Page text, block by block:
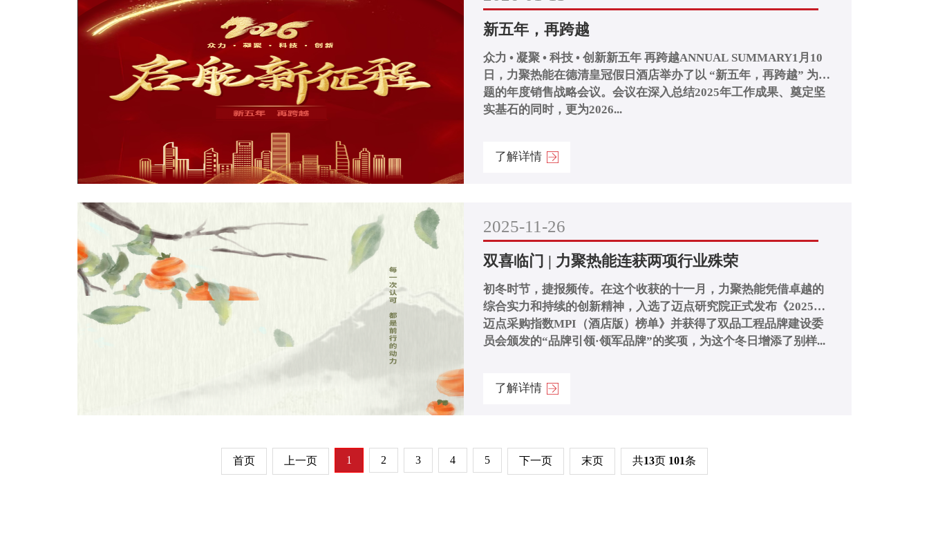
新五年，再跨越
众力 • 凝聚 • 科技 • 创新新五年 再跨越ANNUAL SUMMARY1月10
日，力聚热能在德清皇冠假日酒店举办了以 “新五年，再跨越” 为主
题的年度销售战略会议。会议在深入总结2025年工作成果、奠定坚
实基石的同时，更为2026...
了解详情
2025-11-26
双喜临门 | 力聚热能连获两项行业殊荣
初冬时节，捷报频传。在这个收获的十一月，力聚热能凭借卓越的
综合实力和持续的创新精神，入选了迈点研究院正式发布《2025年
迈点采购指数MPI（酒店版）榜单》并获得了双品工程品牌建设委
员会颁发的“品牌引领·领军品牌”的奖项，为这个冬日增添了别样...
了解详情
首页 上一页 1 2 3 4 5 下一页 末页 共13页 101条